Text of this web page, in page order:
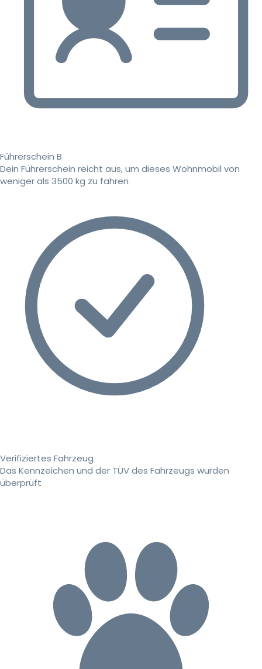
Führerschein B
Dein Führerschein reicht aus, um dieses Wohnmobil von
weniger als 3500 kg zu fahren
Verifiziertes Fahrzeug
Das Kennzeichen und der TÜV des Fahrzeugs wurden
überprüft